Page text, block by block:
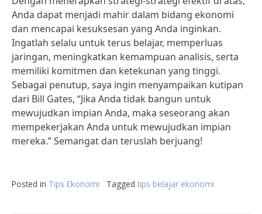
Anda dapat menjadi mahir dalam bidang ekonomi
dan mencapai kesuksesan yang Anda inginkan.
Ingatlah selalu untuk terus belajar, memperluas
jaringan, meningkatkan kemampuan analisis, serta
memiliki komitmen dan ketekunan yang tinggi.
Sebagai penutup, saya ingin menyampaikan kutipan
dari Bill Gates, “Jika Anda tidak bangun untuk
mewujudkan impian Anda, maka seseorang akan
mempekerjakan Anda untuk mewujudkan impian
mereka.” Semangat dan teruslah berjuang!
Posted in Tips Ekonomi Tagged tips belajar ekonomi